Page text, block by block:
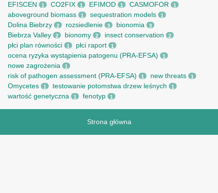
EFISCEN 1 CO2FIX 1 EFIMOD 1 CASMOFOR 1
aboveground biomass 1 sequestration models 1
Dolina Biebrzy 2 rozsiedlenie 3 bionomia 3
Biebrza Valley 2 bionomy 2 insect conservation 2
płci plan równości 1 płci raport 1
ocena ryzyka wystąpienia patogenu (PRA-EFSA) 1
nowe zagrożenia 1
risk of pathogen assessment (PRA-EFSA) 1 new threats 1
Omycetes 1 testowanie potomstwa drzew leśnych 1
wartość genetyczna 1 fenotyp 1
Strona główna